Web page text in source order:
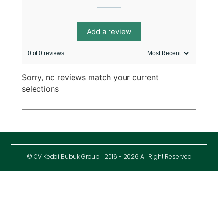
Add a review
0 of 0 reviews
Sorry, no reviews match your current
selections
© CV Kedai Bubuk Group | 2016 - 2026 All Right Reserved